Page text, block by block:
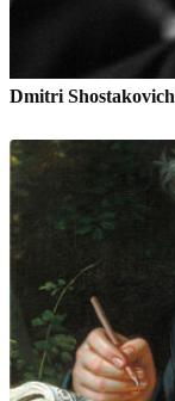
Dmitri Shostakovich